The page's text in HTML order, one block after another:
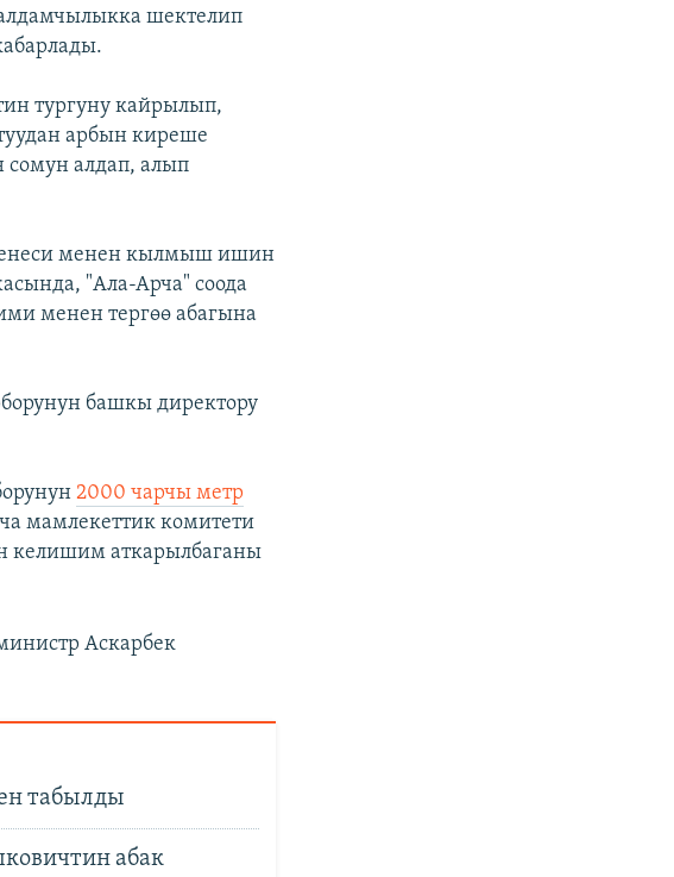
шектелип
тургуну кайрылып,
арбын киреше
алдап, алып
менен кылмыш ишин
"Ала-Арча" соода
менен тергөө абагына
башкы директору
2000 чарчы метр
мамлекеттик комитети
келишим аткарылбаганы
Аскарбек
табылды
абак